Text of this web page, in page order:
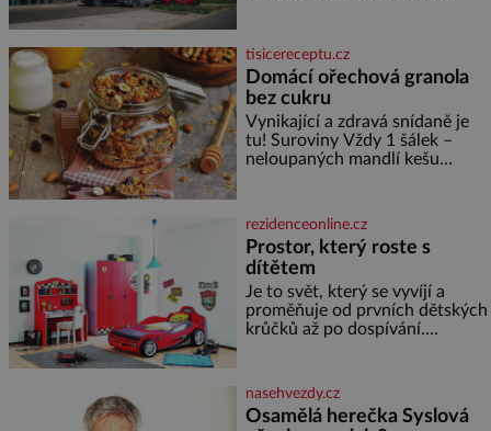
asociace, reprezentačních týmů
i českého fotbalu v regionech.
Partner
tisicereceptu.cz
Domácí ořechová granola
bez cukru
Vynikající a zdravá snídaně je
tu! Suroviny Vždy 1 šálek –
neloupaných mandlí kešu
semínek dýně rozinek 3 šálky
ovesných vloček 1 lžíce mlet
rezidenceonline.cz
Prostor, který roste s
dítětem
Je to svět, který se vyvíjí a
proměňuje od prvních dětských
krůčků až po dospívání.
soustředění i odpočinek a
reaguje na každou etapu života
a specifické potřeby dítěte. Pro
nasehvezdy.cz
Osamělá herečka Syslová